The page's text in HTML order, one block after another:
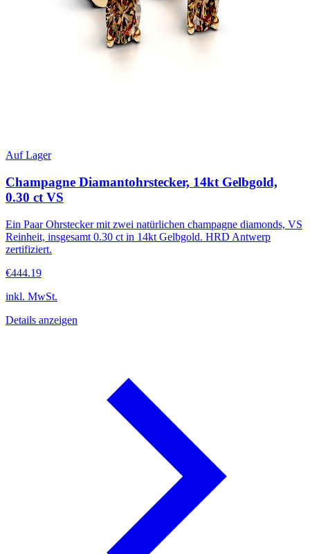
Auf Lager
Champagne Diamantohrstecker, 14kt Gelbgold,
0.30 ct VS
Ein Paar Ohrstecker mit zwei natürlichen champagne diamonds, VS
Reinheit, insgesamt 0.30 ct in 14kt Gelbgold. HRD Antwerp
zertifiziert.
€444.19
inkl. MwSt.
Details anzeigen